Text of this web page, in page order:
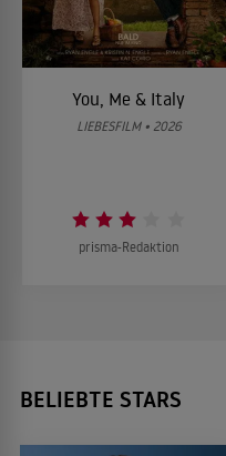
You, Me & Italy
LIEBESFILM • 2026
prisma-Redaktion
BELIEBTE STARS